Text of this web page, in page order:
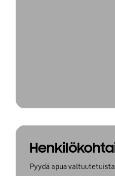
Pyydä apua